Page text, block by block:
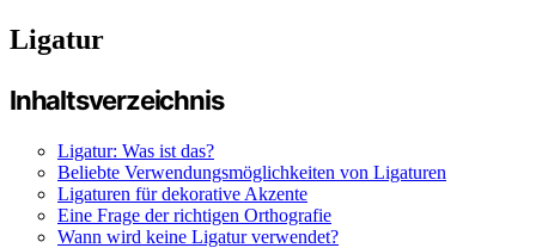
Ligatur
Inhaltsverzeichnis
Ligatur: Was ist das?
Beliebte Verwendungsmöglichkeiten von Ligaturen
Ligaturen für dekorative Akzente
Eine Frage der richtigen Orthografie
Wann wird keine Ligatur verwendet?